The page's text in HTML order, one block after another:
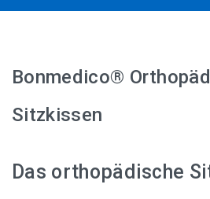
Trendoffice to-swift Sitzhocker
Bonmedico®
Sitzkissen
Das orthopädische